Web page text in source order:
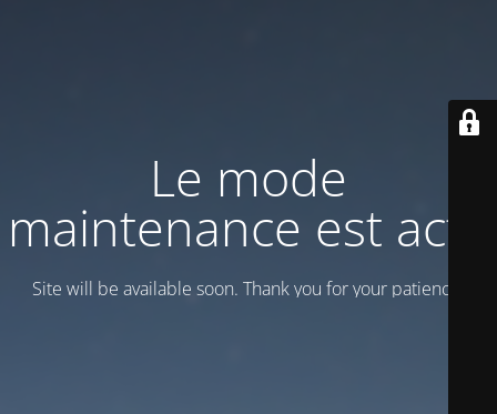
Le mode
maintenance est actif
Site will be available soon. Thank you for your patience!